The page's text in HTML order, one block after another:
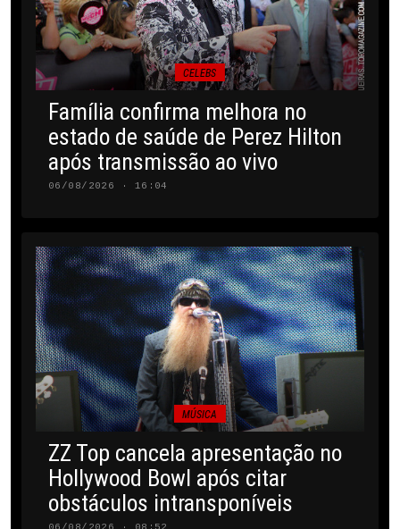
CELEBS
Família confirma melhora no
estado de saúde de Perez Hilton
após transmissão ao vivo
06/08/2026 · 16:04
MÚSICA
ZZ Top cancela apresentação no
Hollywood Bowl após citar
obstáculos intransponíveis